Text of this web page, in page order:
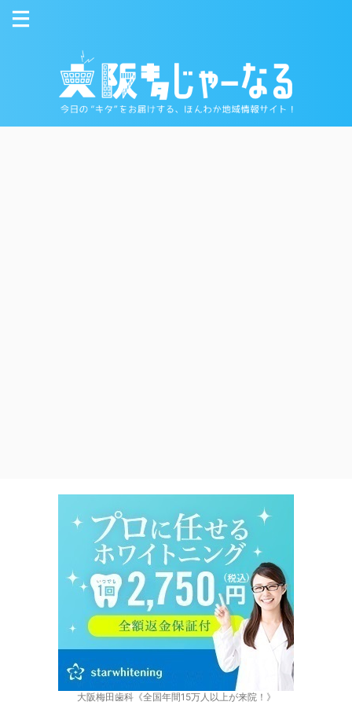
大阪梅田歯科《全国年間15万人以上が来院！》